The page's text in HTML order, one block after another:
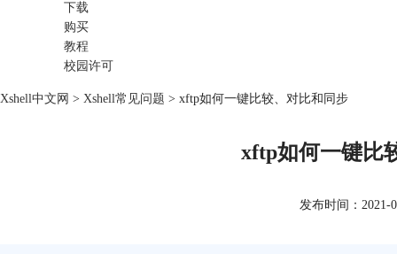
下载
购买
教程
校园许可
Xshell中文网 > Xshell常见问题 > xftp如何一键比较、对比和同步
xftp如何一键比
发布时间：2021-